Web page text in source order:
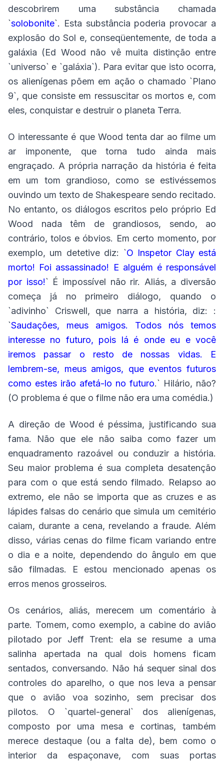
descobrirem uma substância chamada
`solobonite`. Esta substância poderia provocar a
explosão do Sol e, conseqüentemente, de toda a
galáxia (Ed Wood não vê muita distinção entre
`universo` e `galáxia`). Para evitar que isto ocorra,
os alienígenas põem em ação o chamado `Plano
9`, que consiste em ressuscitar os mortos e, com
eles, conquistar e destruir o planeta Terra.
O interessante é que Wood tenta dar ao filme um
ar imponente, que torna tudo ainda mais
engraçado. A própria narração da história é feita
em um tom grandioso, como se estivéssemos
ouvindo um texto de Shakespeare sendo recitado.
No entanto, os diálogos escritos pelo próprio Ed
Wood nada têm de grandiosos, sendo, ao
contrário, tolos e óbvios. Em certo momento, por
exemplo, um detetive diz: `O Inspetor Clay está
morto! Foi assassinado! E alguém é responsável
por isso!` É impossível não rir. Aliás, a diversão
começa já no primeiro diálogo, quando o
`adivinho` Criswell, que narra a história, diz: :
`Saudações, meus amigos. Todos nós temos
interesse no futuro, pois lá é onde eu e você
iremos passar o resto de nossas vidas. E
lembrem-se, meus amigos, que eventos futuros
como estes irão afetá-lo no futuro.` Hilário, não?
(O problema é que o filme não era uma comédia.)
A direção de Wood é péssima, justificando sua
fama. Não que ele não saiba como fazer um
enquadramento razoável ou conduzir a história.
Seu maior problema é sua completa desatenção
para com o que está sendo filmado. Relapso ao
extremo, ele não se importa que as cruzes e as
lápides falsas do cenário que simula um cemitério
caiam, durante a cena, revelando a fraude. Além
disso, várias cenas do filme ficam variando entre
o dia e a noite, dependendo do ângulo em que
são filmadas. E estou mencionado apenas os
erros menos grosseiros.
Os cenários, aliás, merecem um comentário à
parte. Tomem, como exemplo, a cabine do avião
pilotado por Jeff Trent: ela se resume a uma
salinha apertada na qual dois homens ficam
sentados, conversando. Não há sequer sinal dos
controles do aparelho, o que nos leva a pensar
que o avião voa sozinho, sem precisar dos
pilotos. O `quartel-general` dos alienígenas,
composto por uma mesa e cortinas, também
merece destaque (ou a falta de), bem como o
interior da espaçonave, com suas portas